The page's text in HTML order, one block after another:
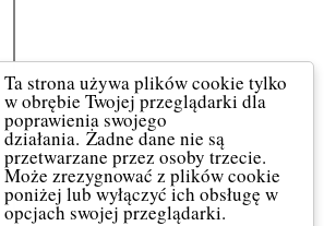
Ta strona używa plików cookie tylko
w obrębie Twojej przeglądarki dla
poprawienia swojego
działania. Żadne dane nie są
przetwarzane przez osoby trzecie.
Może zrezygnować z plików cookie
poniżej lub wyłączyć ich obsługę w
opcjach swojej przeglądarki.